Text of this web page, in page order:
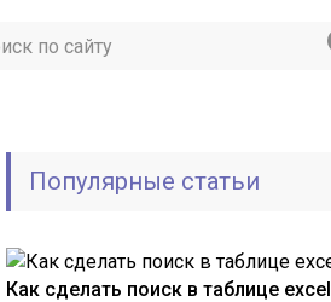
Популярные статьи
Как сделать поиск в таблице excel